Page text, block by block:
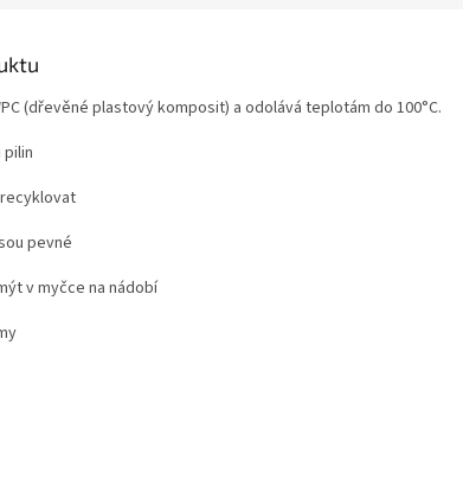
(dřevěné plastový komposit) a odolává teplotám do 100°C.
pevné
v myčce na nádobí